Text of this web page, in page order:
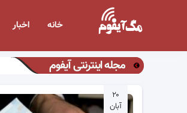
خانه اخبار
مجله اینترنتی آیفوم
۲۰
آبان